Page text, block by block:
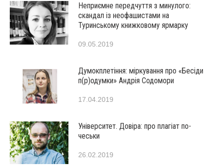
Неприємне передчуття з минулого:
скандал із неофашистами на
Туринському книжковому ярмарку
09.05.2019
Думокплетіння: міркування про «Бесіди
п(р)одумки» Андрія Содомори
17.04.2019
Університет. Довіра: про плагіат по-
чеськи
26.02.2019